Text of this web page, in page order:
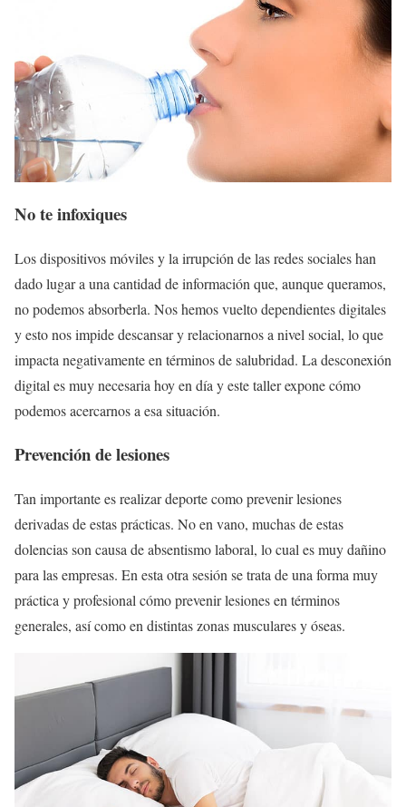
No te infoxiques
Los dispositivos móviles y la irrupción de las redes sociales han
dado lugar a una cantidad de información que, aunque queramos,
no podemos absorberla. Nos hemos vuelto dependientes digitales
y esto nos impide descansar y relacionarnos a nivel social, lo que
impacta negativamente en términos de salubridad. La desconexión
digital es muy necesaria hoy en día y este taller expone cómo
podemos acercarnos a esa situación.
Prevención de lesiones
Tan importante es realizar deporte como prevenir lesiones
derivadas de estas prácticas. No en vano, muchas de estas
dolencias son causa de absentismo laboral, lo cual es muy dañino
para las empresas. En esta otra sesión se trata de una forma muy
práctica y profesional cómo prevenir lesiones en términos
generales, así como en distintas zonas musculares y óseas.